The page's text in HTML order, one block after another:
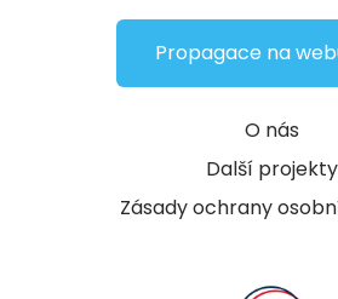
O nás
Další projekty
Zásady ochrany
Propagace na